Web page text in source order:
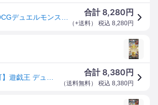
合計 8,280 円
（+送料） 税込 8,280円
合計 8,380 円
（送料無料） 税込 8,380円